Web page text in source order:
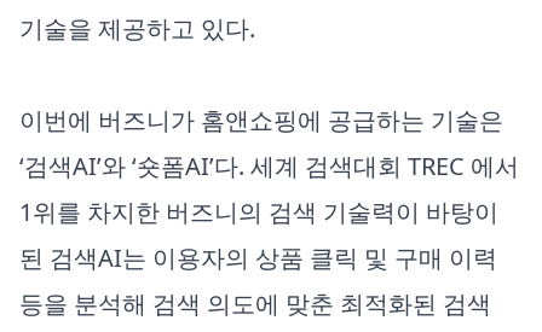
기술을 제공하고 있다.
이번에 버즈니가 홈앤쇼핑에 공급하는 기술은
‘검색AI’와 ‘숏폼AI’다. 세계 검색대회 TREC 에서
1위를 차지한 버즈니의 검색 기술력이 바탕이
된 검색AI는 이용자의 상품 클릭 및 구매 이력
등을 분석해 검색 의도에 맞춘 최적화된 검색